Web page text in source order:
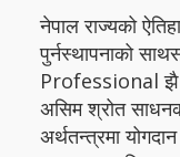
नेपाल राज्यको
पुर्नस्थापनाको
Professional झै
असिम श्रोत
अर्थतन्त्रमा